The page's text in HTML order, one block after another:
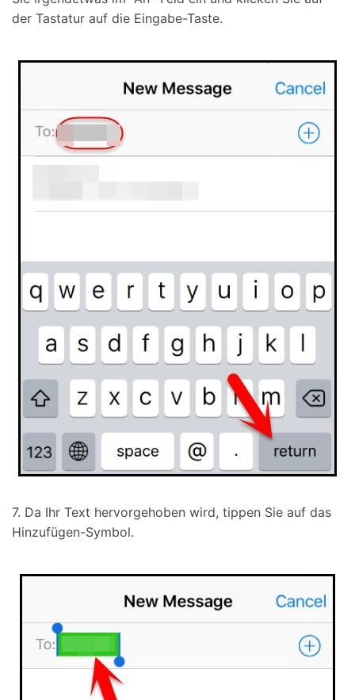
der Tastatur auf die Eingabe-Taste.
7. Da Ihr Text hervorgehoben wird, tippen Sie auf das
Hinzufügen-Symbol.